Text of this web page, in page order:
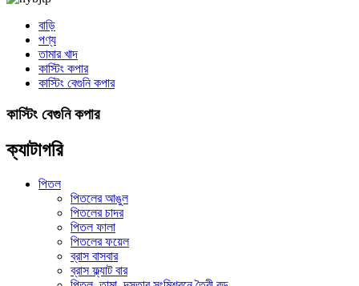
বাড়ি
পণ্য
তামার খাদ
কাস্টিং কপার
কাস্টিং বেগুনি কপার
কাস্টিং বেগুনি কপার
ক্যাটাগরি
পিতল
পিতলের আঙুল
পিতলের চাদর
পিতল ফালা
পিতলের ফয়েল
ব্রাস বাসবার
ব্রাস ফ্ল্যাট বার